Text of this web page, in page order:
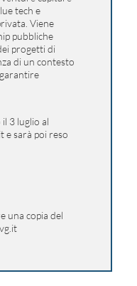
tech e
Viene
pubbliche
progetti di
di un contesto
3 luglio al
e sarà poi reso
una copia del